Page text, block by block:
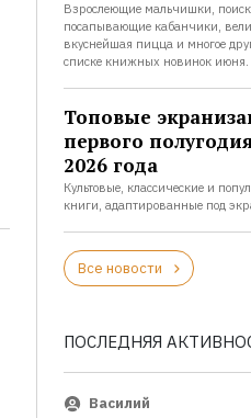
Взрослеющие мальчишки,
посапывающие кабанчики,
вкуснейшая пицца и многое
списке книжных новинок июня.
Топовые
первого
2026 года
Культовые, классические и
книги, адаптированные под
Все новости
ПОСЛЕДНЯЯ
Василий